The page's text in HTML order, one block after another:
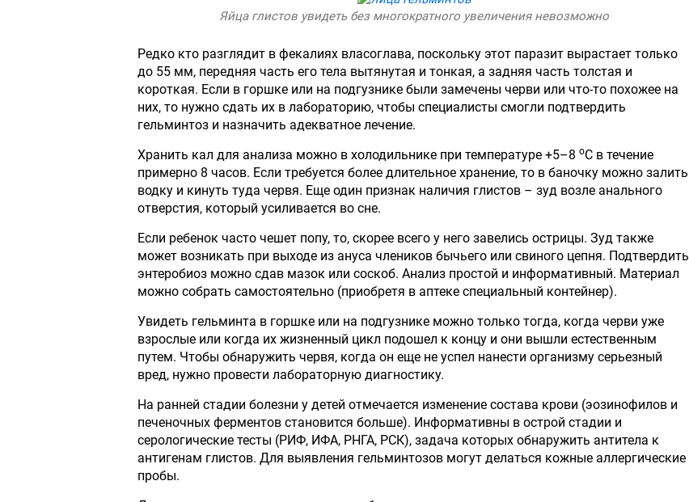
Яйца глистов увидеть без многократного увеличения невозможно
Редко кто разглядит в фекалиях власоглава, поскольку этот паразит вырастает только
до 55 мм, передняя часть его тела вытянутая и тонкая, а задняя часть толстая и
короткая. Если в горшке или на подгузнике были замечены черви или что-то похожее на
них, то нужно сдать их в лабораторию, чтобы специалисты смогли подтвердить
гельминтоз и назначить адекватное лечение.
Хранить кал для анализа можно в холодильнике при температуре +5–8 оС в течение
примерно 8 часов. Если требуется более длительное хранение, то в баночку можно залить
водку и кинуть туда червя. Еще один признак наличия глистов – зуд возле анального
отверстия, который усиливается во сне.
Если ребенок часто чешет попу, то, скорее всего у него завелись острицы. Зуд также
может возникать при выходе из ануса члеников бычьего или свиного цепня. Подтвердить
энтеробиоз можно сдав мазок или соскоб. Анализ простой и информативный. Материал
можно собрать самостоятельно (приобретя в аптеке специальный контейнер).
Увидеть гельминта в горшке или на подгузнике можно только тогда, когда черви уже
взрослые или когда их жизненный цикл подошел к концу и они вышли естественным
путем. Чтобы обнаружить червя, когда он еще не успел нанести организму серьезный
вред, нужно провести лабораторную диагностику.
На ранней стадии болезни у детей отмечается изменение состава крови (эозинофилов и
печеночных ферментов становится больше). Информативны в острой стадии и
серологические тесты (РИФ, ИФА, РНГА, РСК), задача которых обнаружить антитела к
антигенам глистов. Для выявления гельминтозов могут делаться кожные аллергические
пробы.